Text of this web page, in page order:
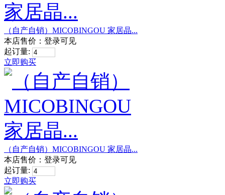
（自产自销）MICOBINGOU 家居晶...
本店售价： 登录可见
起订量:
立即购买
（自产自销）MICOBINGOU 家居晶...
本店售价： 登录可见
起订量:
立即购买